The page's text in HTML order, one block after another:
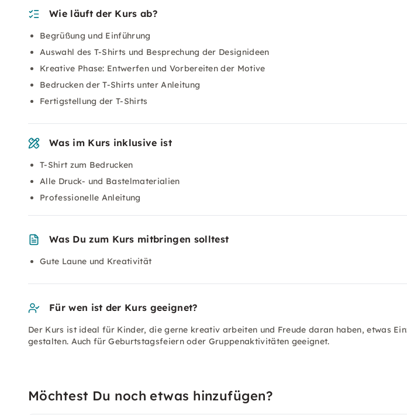
Wie läuft der Kurs ab?
Begrüßung und Einführung
Auswahl des T-Shirts und Besprechung der Designideen
Kreative Phase: Entwerfen und Vorbereiten der Motive
Bedrucken der T-Shirts unter Anleitung
Fertigstellung der T-Shirts
Was im Kurs inklusive ist
T-Shirt zum Bedrucken
Alle Druck- und Bastelmaterialien
Professionelle Anleitung
Was Du zum Kurs mitbringen solltest
Gute Laune und Kreativität
Für wen ist der Kurs geeignet?
Der Kurs ist ideal für Kinder, die gerne kreativ arbeiten und Freude daran haben, etwas
gestalten. Auch für Geburtstagsfeiern oder Gruppenaktivitäten geeignet.
Möchtest Du noch etwas hinzufügen?